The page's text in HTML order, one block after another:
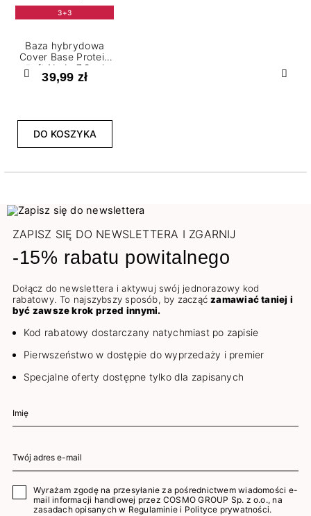
Poprzedni
3+3
Baza hybrydowa
Cover Base Protein
Soft Nude 7,2 ml
39,99 zł
DO KOSZYKA
ZAPISZ SIĘ DO NEWSLETTERA I ZGARNIJ
-15% rabatu powitalnego
Dołącz do newslettera i aktywuj swój jednorazowy kod
rabatowy. To najszybszy sposób, by zacząćzamawiać taniej i
być zawsze krok przed innymi.
Kod rabatowy dostarczany natychmiast po zapisie
Pierwszeństwo w dostępie do wyprzedaży i premier
Specjalne oferty dostępne tylko dla zapisanych
Wyrażam zgodę na przesyłanie za pośrednictwem wiadomości e-
mail informacji handlowej przez COSMO GROUP Sp. z o.o., na
zasadach opisanych w Regulaminie i Polityce prywatności.